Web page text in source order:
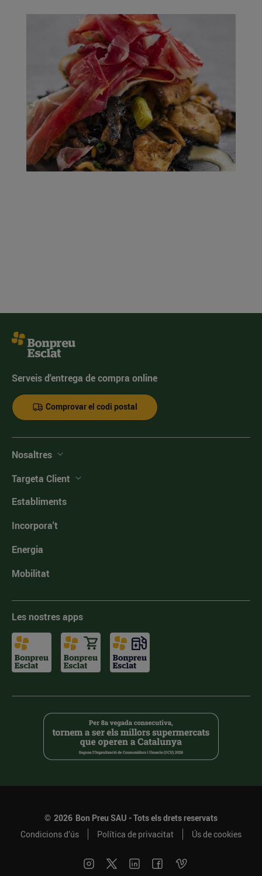
Serveis d'entrega de compra online
Comprovar el codi postal
Nosaltres
Targeta Client
Establiments
Incorpora't
Energia
Mobilitat
Les nostres apps
© 2026 Bon Preu SAU - Tots els drets reservats
Condicions d’ús
Política de privacitat Ús de cookies